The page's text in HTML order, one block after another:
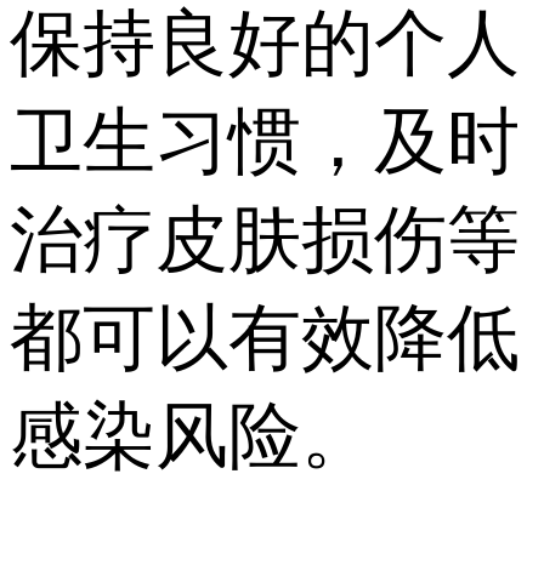
保持良好的个人
卫生习惯，及时
治疗皮肤损伤等
都可以有效降低
感染风险。